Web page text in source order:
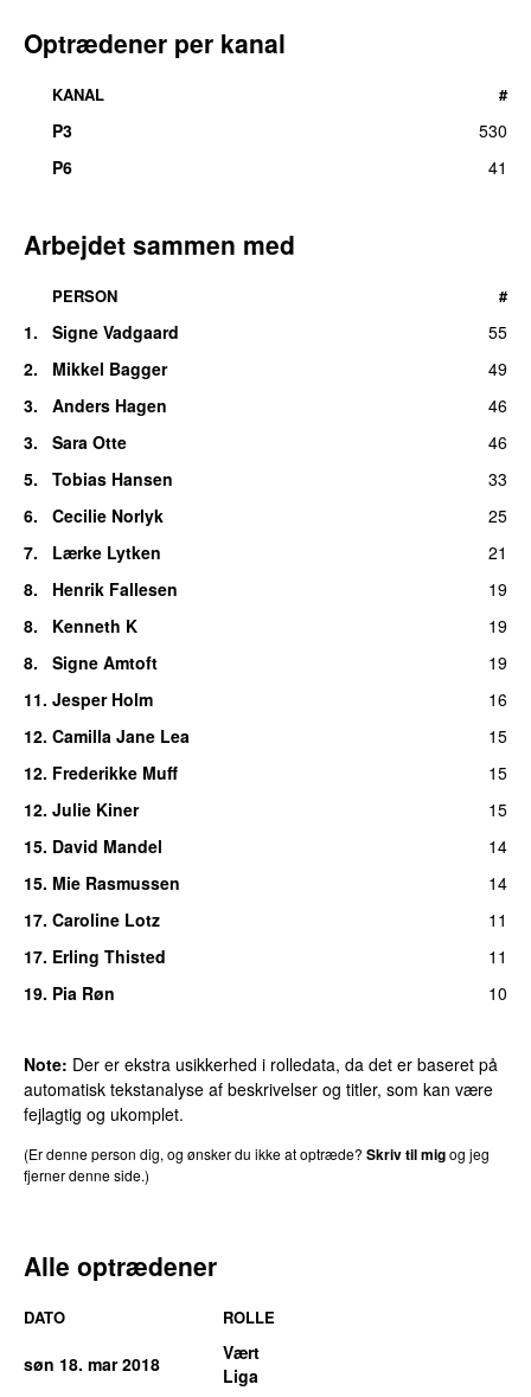
Optrædener per kanal
KANAL #
P3
530
P6
41
Arbejdet sammen med
PERSON #
1. Signe Vadgaard
55
2.
Mikkel Bagger
49
3.
Anders Hagen
46
3.
Sara Otte
46
5.
Tobias Hansen
33
6.
Cecilie Norlyk
25
7.
Lærke Lytken
21
8.
Henrik Fallesen
19
8.
Kenneth K
19
8.
Signe Amtoft
19
11. Jesper Holm
16
12. Camilla Jane Lea
15
12. Frederikke Muff
15
12. Julie Kiner
15
15. David Mandel
14
15. Mie Rasmussen
14
17. Caroline Lotz
11
17. Erling Thisted
11
19. Pia Røn 10
Note: Der er ekstra usikkerhed i rolledata, da det er baseret på
automatisk tekstanalyse af beskrivelser og titler, som kan være
fejlagtig og ukomplet.
(Er denne person dig, og ønsker du ikke at optræde? Skriv til migog jeg
fjerner denne side.)
Alle optrædener
DATO ROLLE
søn 18. mar 2018
Vært
Liga